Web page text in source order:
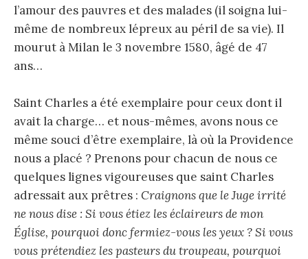
l’amour des pauvres et des malades (il soigna lui-
même de nombreux lépreux au péril de sa vie). Il
mourut à Milan le 3 novembre 1580, âgé de 47
ans…
Saint Charles a été exemplaire pour ceux dont il
avait la charge… et nous-mêmes, avons nous ce
même souci d’être exemplaire, là où la Providence
nous a placé ? Prenons pour chacun de nous ce
quelques lignes vigoureuses que saint Charles
adressait aux prêtres : Craignons que le Juge irrité
ne nous dise : Si vous étiez les éclaireurs de mon
Église, pourquoi donc fermiez-vous les yeux ? Si vous
vous prétendiez les pasteurs du troupeau, pourquoi